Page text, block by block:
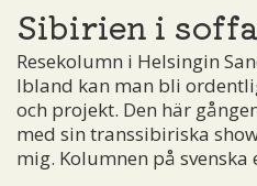
Sibirien i
Resekolumn i Helsingin
Ibland kan man bli
och projekt. Den här
med sin transsibiriska
mig. Kolumnen på